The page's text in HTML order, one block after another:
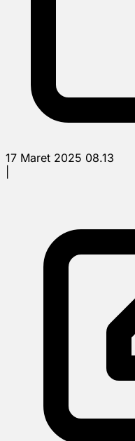
17 Maret 2025 08.13